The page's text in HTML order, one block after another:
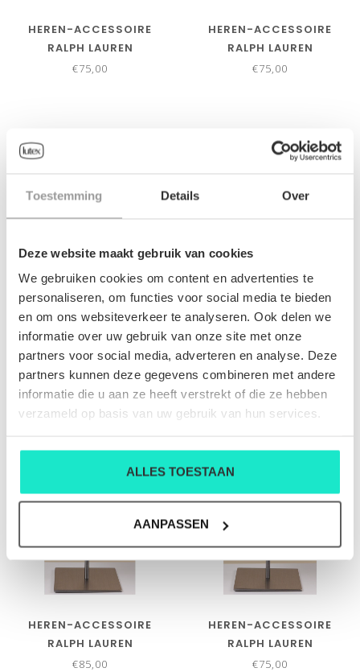
Toestemming Details Over
Deze website maakt gebruik van cookies
We gebruiken cookies om content en advertenties te
personaliseren, om functies voor social media te bieden
en om ons websiteverkeer te analyseren. Ook delen we
informatie over uw gebruik van onze site met onze
partners voor social media, adverteren en analyse. Deze
partners kunnen deze gegevens combineren met andere
informatie die u aan ze heeft verstrekt of die ze hebben
verzameld op basis van uw gebruik van hun services.
ALLES TOESTAAN
AANPASSEN
HEREN-ACCESSOIRE
RALPH LAUREN
€75,00
HEREN-ACCESSOIRE
RALPH LAUREN
€75,00
RALPH LAUREN
HEREN-ACCESSOIRE
RALPH LAUREN
€75,00
HEREN-ACCESSOIRE
RALPH LAUREN
€85,00
HEREN-ACCESSOIRE
RALPH LAUREN
€75,00